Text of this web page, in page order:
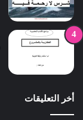
أخر التعليقات